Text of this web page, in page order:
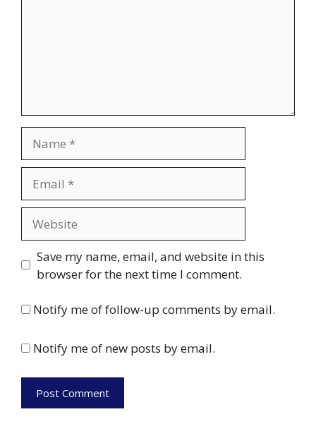
Save my name, email, and website in this
browser for the next time I comment.
Notify me of follow-up comments by email.
Notify me of new posts by email.